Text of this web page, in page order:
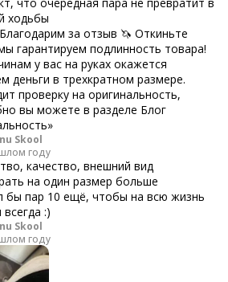
ходьбы
Благодарим за отзыв 🦄 Откиньте
гарантируем подлинность товара!
у вас на руках окажется
деньги в трехкратном размере.
проверку на оригинальность,
вы можете в разделе Блог
Skool
году
качество, внешний вид
на один размер больше
бы пар 10 ещё, чтобы на всю жизнь
:)
Skool
году